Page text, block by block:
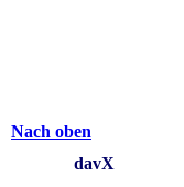
Nach oben
davX